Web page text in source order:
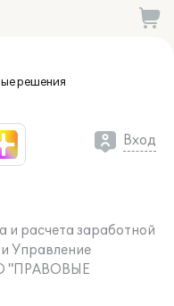
решения
Вход
и расчета заработной
Управление
"ПРАВОВЫЕ